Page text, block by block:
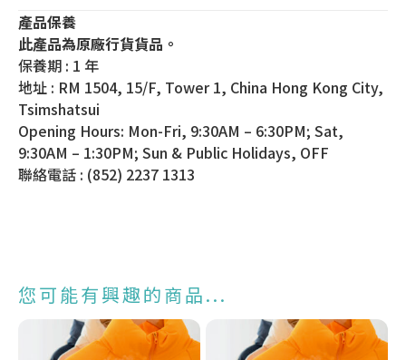
產品保養
此產品為原廠行貨貨品。
保養期 : 1 年
地址 : RM 1504, 15/F, Tower 1, China Hong Kong City,
Tsimshatsui
Opening Hours: Mon-Fri, 9:30AM – 6:30PM; Sat,
9:30AM – 1:30PM; Sun & Public Holidays, OFF
聯絡電話 : (852) 2237 1313
您可能有興趣的商品...